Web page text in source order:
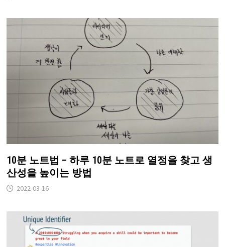
10분 노트법 – 하루 10분 노트로 열정을 찾고 생
산성을 높이는 방법
2022-03-16